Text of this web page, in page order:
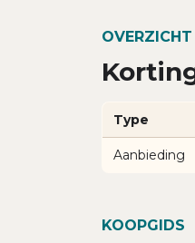
OVERZICHT
Type
Aanbieding
KOOPGIDS